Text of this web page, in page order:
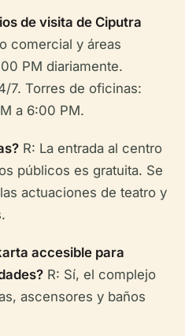
de visita de Ciputra
comercial y áreas
PM diariamente.
7. Torres de oficinas:
a 6:00 PM.
R: La entrada al centro
públicos es gratuita. Se
actuaciones de teatro y
accesible para
R: Sí, el complejo
ascensores y baños